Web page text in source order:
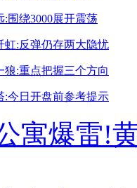
:围绕3000展开震荡
虹:反弹仍存两大隐忧
狼:重点把握三个方向
:今日开盘前参考提示
寓爆雷!